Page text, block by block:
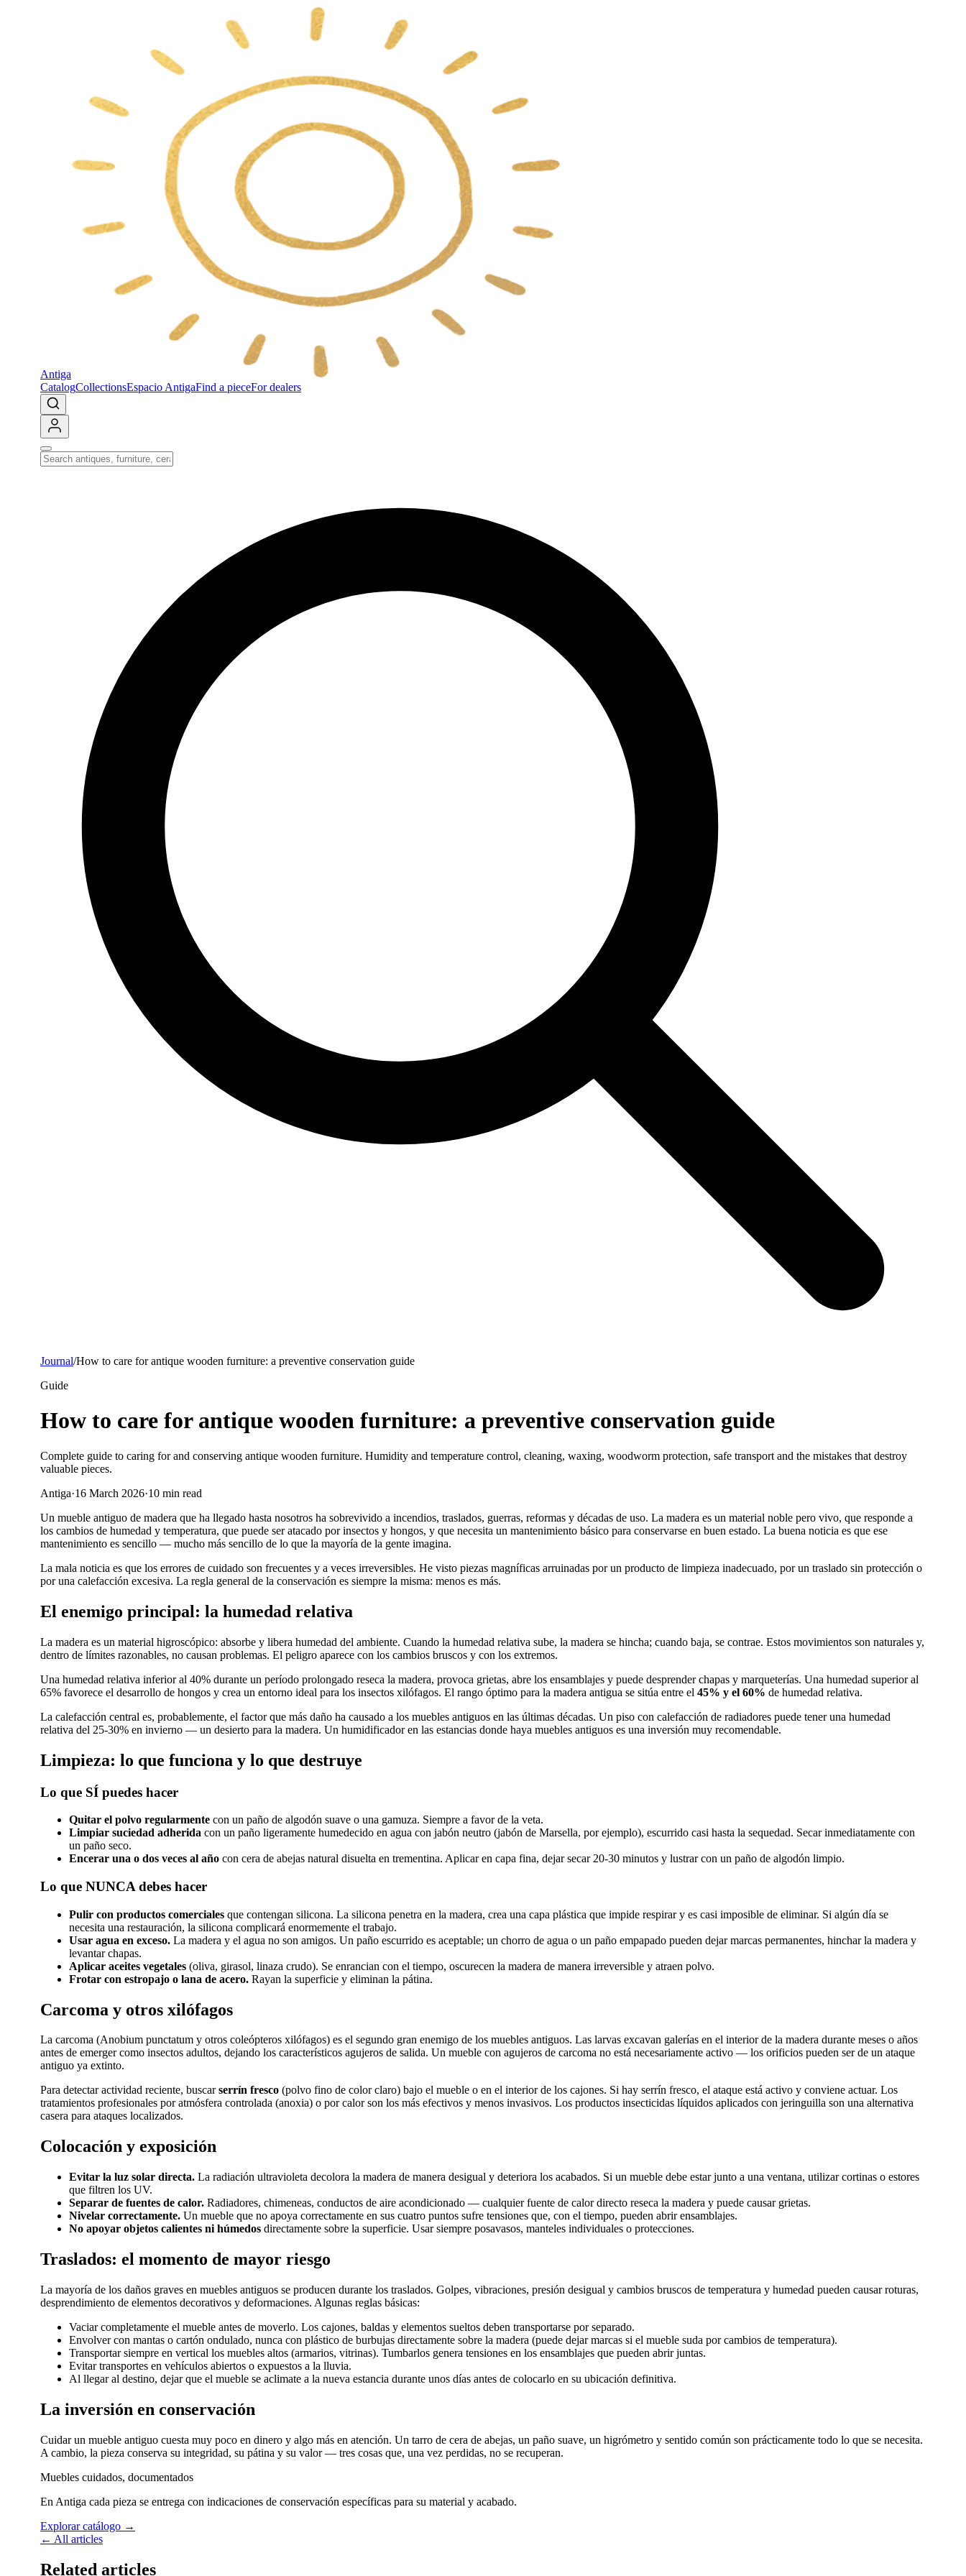
Antiga
CatalogCollectionsEspacio AntigaFind a pieceFor dealers
Journal/How to care for antique wooden furniture: a preventive conservation guide
Guide
How to care for antique wooden furniture: a preventive conservation guide
Complete guide to caring for and conserving antique wooden furniture. Humidity and temperature control, cleaning, waxing, woodworm protection, safe transport and the mistakes that destroy
valuable pieces.
Antiga·16 March 2026·10 min read
Un mueble antiguo de madera que ha llegado hasta nosotros ha sobrevivido a incendios, traslados, guerras, reformas y décadas de uso. La madera es un material noble pero vivo, que responde a
los cambios de humedad y temperatura, que puede ser atacado por insectos y hongos, y que necesita un mantenimiento básico para conservarse en buen estado. La buena noticia es que ese
mantenimiento es sencillo — mucho más sencillo de lo que la mayoría de la gente imagina.
La mala noticia es que los errores de cuidado son frecuentes y a veces irreversibles. He visto piezas magníficas arruinadas por un producto de limpieza inadecuado, por un traslado sin protección o
por una calefacción excesiva. La regla general de la conservación es siempre la misma: menos es más.
El enemigo principal: la humedad relativa
La madera es un material higroscópico: absorbe y libera humedad del ambiente. Cuando la humedad relativa sube, la madera se hincha; cuando baja, se contrae. Estos movimientos son naturales y,
dentro de límites razonables, no causan problemas. El peligro aparece con los cambios bruscos y con los extremos.
Una humedad relativa inferior al 40% durante un período prolongado reseca la madera, provoca grietas, abre los ensamblajes y puede desprender chapas y marqueterías. Una humedad superior al
65% favorece el desarrollo de hongos y crea un entorno ideal para los insectos xilófagos. El rango óptimo para la madera antigua se sitúa entre el 45% y el 60% de humedad relativa.
La calefacción central es, probablemente, el factor que más daño ha causado a los muebles antiguos en las últimas décadas. Un piso con calefacción de radiadores puede tener una humedad
relativa del 25-30% en invierno — un desierto para la madera. Un humidificador en las estancias donde haya muebles antiguos es una inversión muy recomendable.
Limpieza: lo que funciona y lo que destruye
Lo que SÍ puedes hacer
Quitar el polvo regularmente con un paño de algodón suave o una gamuza. Siempre a favor de la veta.
Limpiar suciedad adherida con un paño ligeramente humedecido en agua con jabón neutro (jabón de Marsella, por ejemplo), escurrido casi hasta la sequedad. Secar inmediatamente con
un paño seco.
Encerar una o dos veces al año con cera de abejas natural disuelta en trementina. Aplicar en capa fina, dejar secar 20-30 minutos y lustrar con un paño de algodón limpio.
Lo que NUNCA debes hacer
Pulir con productos comerciales que contengan silicona. La silicona penetra en la madera, crea una capa plástica que impide respirar y es casi imposible de eliminar. Si algún día se
necesita una restauración, la silicona complicará enormemente el trabajo.
Usar agua en exceso. La madera y el agua no son amigos. Un paño escurrido es aceptable; un chorro de agua o un paño empapado pueden dejar marcas permanentes, hinchar la madera y
levantar chapas.
Aplicar aceites vegetales (oliva, girasol, linaza crudo). Se enrancian con el tiempo, oscurecen la madera de manera irreversible y atraen polvo.
Frotar con estropajo o lana de acero. Rayan la superficie y eliminan la pátina.
Carcoma y otros xilófagos
La carcoma (Anobium punctatum y otros coleópteros xilófagos) es el segundo gran enemigo de los muebles antiguos. Las larvas excavan galerías en el interior de la madera durante meses o años
antes de emerger como insectos adultos, dejando los característicos agujeros de salida. Un mueble con agujeros de carcoma no está necesariamente activo — los orificios pueden ser de un ataque
antiguo ya extinto.
Para detectar actividad reciente, buscarserrín fresco (polvo fino de color claro) bajo el mueble o en el interior de los cajones. Si hay serrín fresco, el ataque está activo y conviene actuar. Los
tratamientos profesionales por atmósfera controlada (anoxia) o por calor son los más efectivos y menos invasivos. Los productos insecticidas líquidos aplicados con jeringuilla son una alternativa
casera para ataques localizados.
Colocación y exposición
Evitar la luz solar directa. La radiación ultravioleta decolora la madera de manera desigual y deteriora los acabados. Si un mueble debe estar junto a una ventana, utilizar cortinas o estores
que filtren los UV.
Separar de fuentes de calor. Radiadores, chimeneas, conductos de aire acondicionado — cualquier fuente de calor directo reseca la madera y puede causar grietas.
Nivelar correctamente. Un mueble que no apoya correctamente en sus cuatro puntos sufre tensiones que, con el tiempo, pueden abrir ensamblajes.
No apoyar objetos calientes ni húmedos directamente sobre la superficie. Usar siempre posavasos, manteles individuales o protecciones.
Traslados: el momento de mayor riesgo
La mayoría de los daños graves en muebles antiguos se producen durante los traslados. Golpes, vibraciones, presión desigual y cambios bruscos de temperatura y humedad pueden causar roturas,
desprendimiento de elementos decorativos y deformaciones. Algunas reglas básicas:
Vaciar completamente el mueble antes de moverlo. Los cajones, baldas y elementos sueltos deben transportarse por separado.
Envolver con mantas o cartón ondulado, nunca con plástico de burbujas directamente sobre la madera (puede dejar marcas si el mueble suda por cambios de temperatura).
Transportar siempre en vertical los muebles altos (armarios, vitrinas). Tumbarlos genera tensiones en los ensamblajes que pueden abrir juntas.
Evitar transportes en vehículos abiertos o expuestos a la lluvia.
Al llegar al destino, dejar que el mueble se aclimate a la nueva estancia durante unos días antes de colocarlo en su ubicación definitiva.
La inversión en conservación
Cuidar un mueble antiguo cuesta muy poco en dinero y algo más en atención. Un tarro de cera de abejas, un paño suave, un higrómetro y sentido común son prácticamente todo lo que se necesita.
A cambio, la pieza conserva su integridad, su pátina y su valor — tres cosas que, una vez perdidas, no se recuperan.
Muebles cuidados, documentados
En Antiga cada pieza se entrega con indicaciones de conservación específicas para su material y acabado.
Explorar catálogo →
← All articles
Related articles